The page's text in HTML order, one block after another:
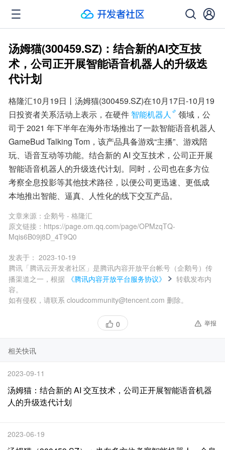
汤姆猫(300459.SZ)：结合新的AI交互技
术，公司正开展智能语音机器人的升级迭
代计划
格隆汇10月19日丨汤姆猫(300459.SZ)在10月17日-10月19
日投资者关系活动上表示，在硬件 智能机器人
领域，公
司于 2021 年下半年在海外市场推出了一款智能语音机器人
GameBud Talking Tom，该产品具备游戏“主播”、游戏陪
玩、语音互动等功能。结合新的 AI 交互技术，公司正开展
智能语音机器人的升级迭代计划。同时，公司也在多方位
考察全息投影等其他技术路径，以便公司更迅速、更低成
本地推出智能、逼真、人性化的线下交互产品。
文章来源： 企鹅号 - 格隆汇
原文链接： https://page.om.qq.com/page/OPMzqTQ-
Mqis6B09j8D_4T9Q0
发表于： 2023-10-19
腾讯「腾讯云开发者社区」是腾讯内容开放平台帐号（企鹅号）传
播渠道之一，根据
《腾讯内容开放平台服务协议》
转载发布内
容。
如有侵权，请联系 cloudcommunity@tencent.com 删除。
0 举报
相关快讯
2023-09-11
汤姆猫：结合新的 AI 交互技术，公司正开展智能语音机器
人的升级迭代计划
2023-06-19